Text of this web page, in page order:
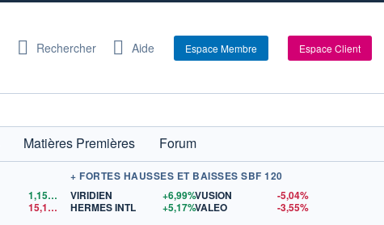
Rechercher Aide Espace Membre Espace Client
Matières Premières
Forum
1,1524
$US
15,15$US
+ FORTES HAUSSES ET BAISSES SBF 120
VIRIDIEN
+6,99%
HERMES INTL
+5,17%
VUSION
-5,04%
VALEO
-3,55%